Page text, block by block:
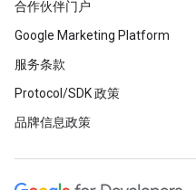
合作伙伴门户
Google Marketing Platform
服务条款
Protocol/SDK 政策
品牌信息政策